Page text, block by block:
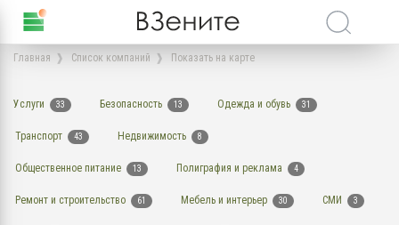
Главная Список компаний Показать на карте
Услуги 33 Безопасность 13 Одежда и обувь 31
Транспорт 43 Недвижимость 8
Общественное питание 13 Полиграфия и реклама 4
Ремонт и строительство 61 Мебель и интерьер 30 СМИ 3